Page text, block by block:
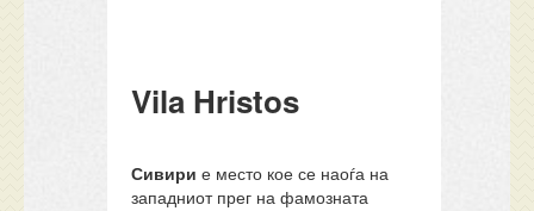
Vila Hristos
Сивири е место кое се наоѓа на
западниот прег на фамозната